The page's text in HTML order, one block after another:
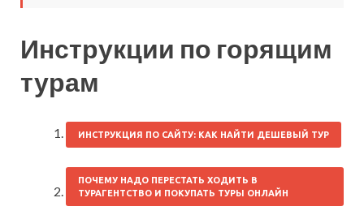
Инструкции по горящим
турам
ИНСТРУКЦИЯ ПО САЙТУ: КАК НАЙТИ ДЕШЕВЫЙ ТУР
ПОЧЕМУ НАДО ПЕРЕСТАТЬ ХОДИТЬ В
ТУРАГЕНТСТВО И ПОКУПАТЬ ТУРЫ ОНЛАЙН